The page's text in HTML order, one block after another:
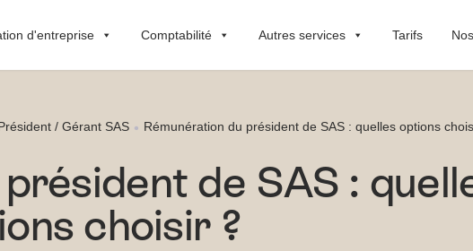
d'entreprise Comptabilité Autres services Tarifs
/ Gérant SAS Rémunération du président de SAS : quelles options
de SAS :
choisir ?